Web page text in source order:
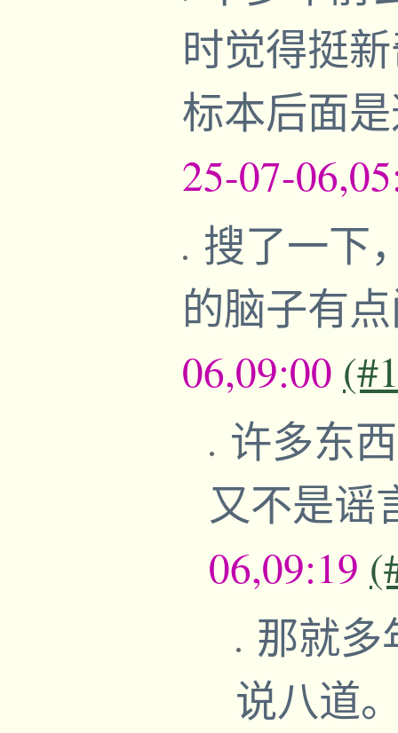
时觉得挺
标本后面
25-07-
搜了一下
的脑子有
06,09:00
许多东
又不是谣
06,09:19
那就多
说八道